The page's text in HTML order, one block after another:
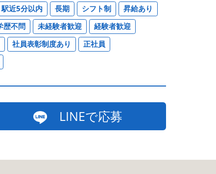
駅近5分以内 長期 シフト制
昇給あり
歴不問 未経験者歓迎
経験者歓迎
社員表彰制度あり
正社員
LINEで応募